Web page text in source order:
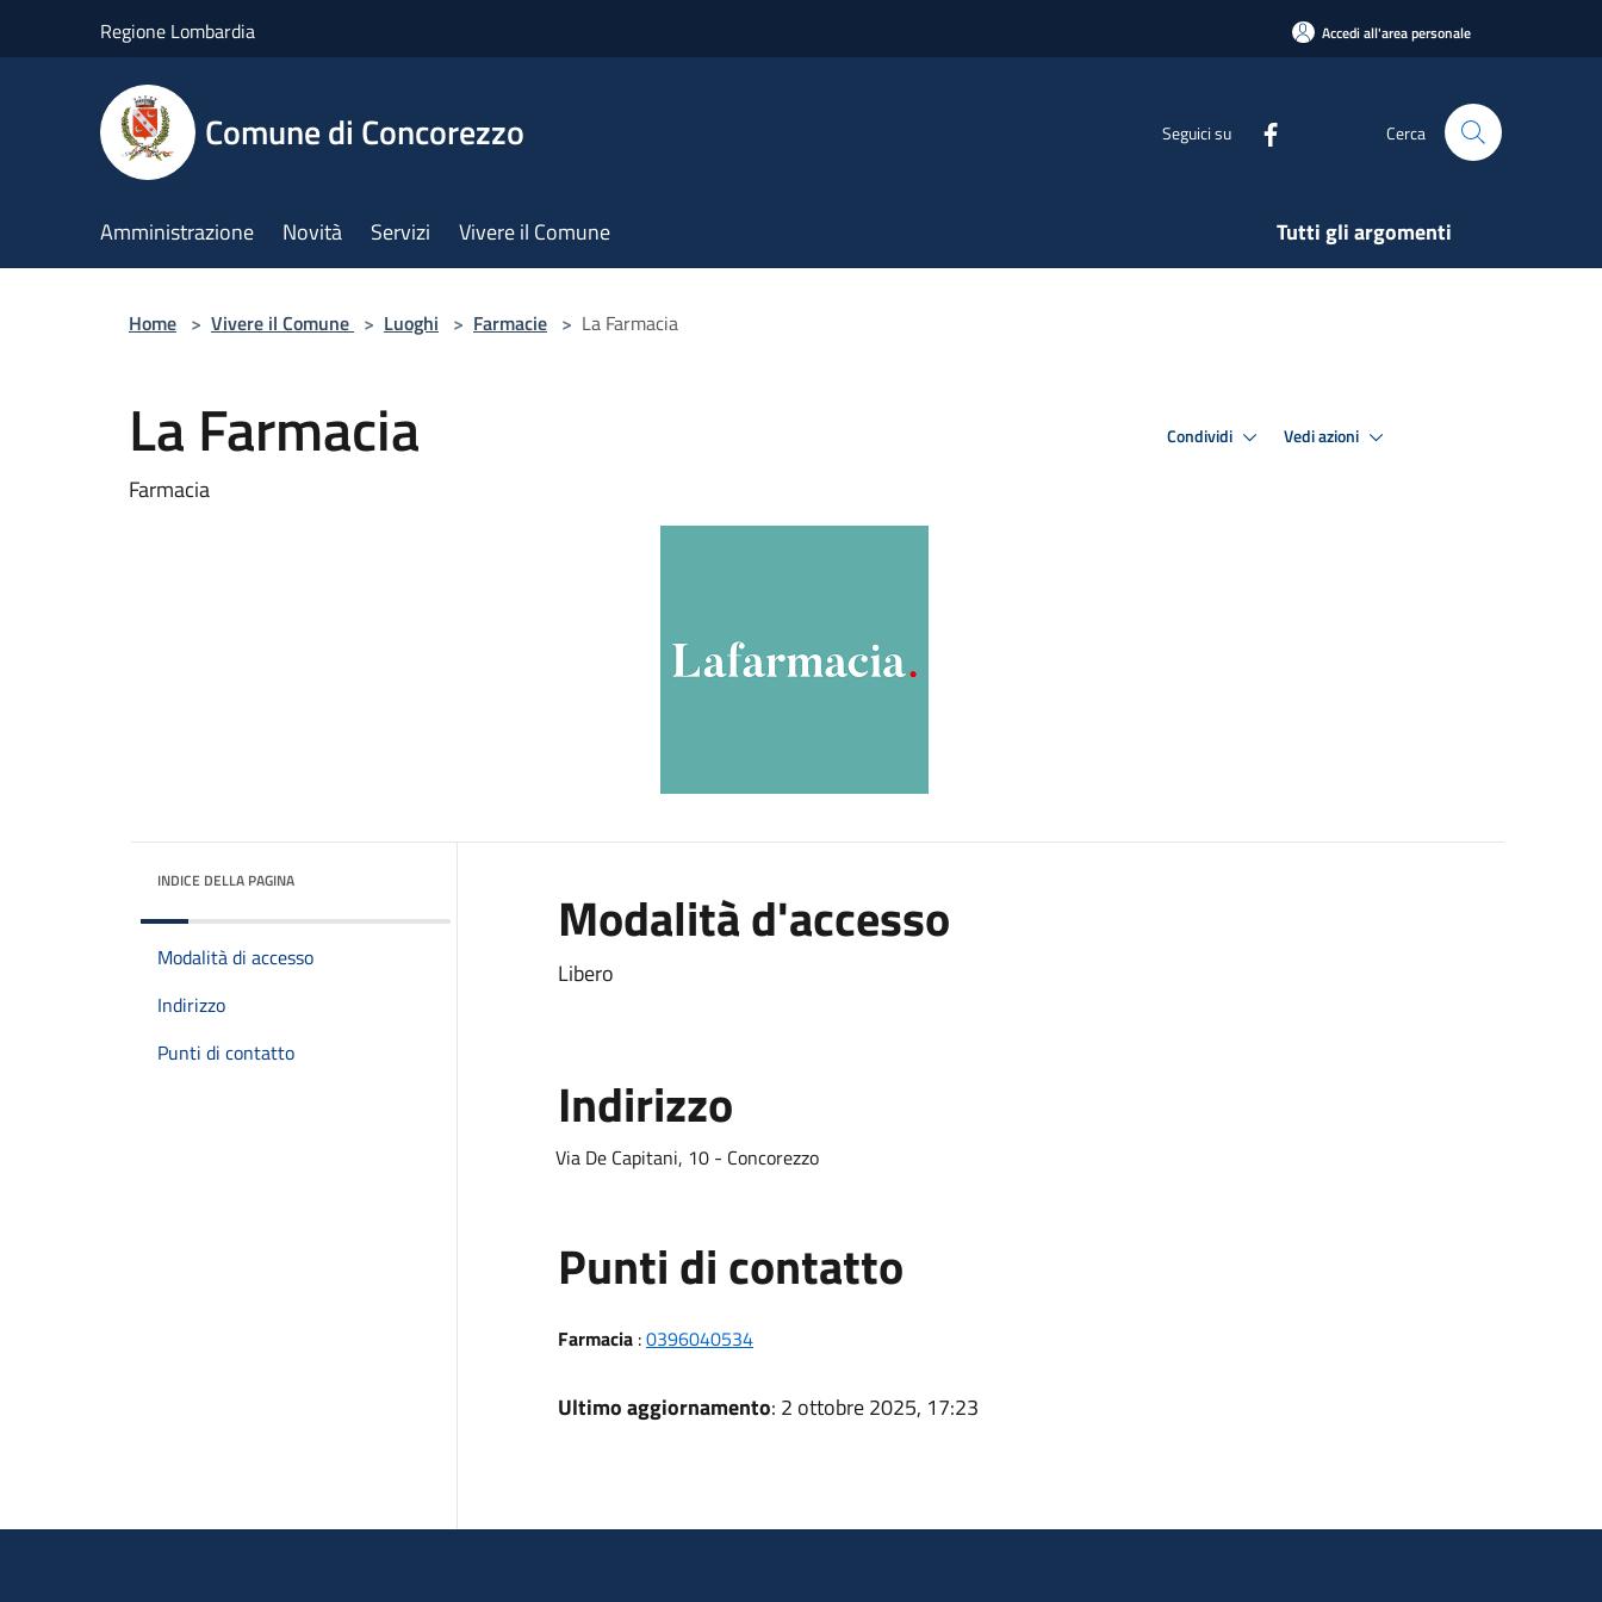
Regione Lombardia Accedi all'area personale
Comune di Concorezzo Seguici su Cerca
Amministrazione Novità Servizi Vivere il Comune Tutti gli argomenti
Home > Vivere il Comune > Luoghi > Farmacie > La Farmacia
La Farmacia
Farmacia
Condividi Vedi azioni
INDICE DELLA PAGINA
Modalità di accesso
Indirizzo
Punti di contatto
Modalità d'accesso
Libero
Indirizzo
Via De Capitani, 10 - Concorezzo
Punti di contatto
Farmacia:0396040534
Ultimo aggiornamento: 2 ottobre 2025, 17:23